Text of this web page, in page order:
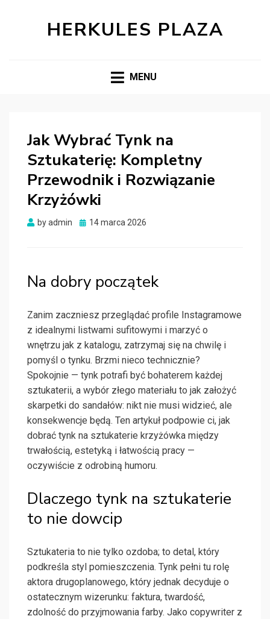
HERKULES PLAZA
MENU
Jak Wybrać Tynk na
Sztukaterię: Kompletny
Przewodnik i Rozwiązanie
Krzyżówki
byadmin
Posted
14 marca 2026
Na dobry początek
Zanim zaczniesz przeglądać profile Instagramowe
z idealnymi listwami sufitowymi i marzyć o
wnętrzu jak z katalogu, zatrzymaj się na chwilę i
pomyśl o tynku. Brzmi nieco technicznie?
Spokojnie — tynk potrafi być bohaterem każdej
sztukaterii, a wybór złego materiału to jak założyć
skarpetki do sandałów: nikt nie musi widzieć, ale
konsekwencje będą. Ten artykuł podpowie ci, jak
dobrać tynk na sztukaterie krzyżówka między
trwałością, estetyką i łatwością pracy —
oczywiście z odrobiną humoru.
Dlaczego tynk na sztukaterie
to nie dowcip
Sztukateria to nie tylko ozdoba; to detal, który
podkreśla styl pomieszczenia. Tynk pełni tu rolę
aktora drugoplanowego, który jednak decyduje o
ostatecznym wizerunku: faktura, twardość,
zdolność do przyjmowania farby. Jako copywriter z